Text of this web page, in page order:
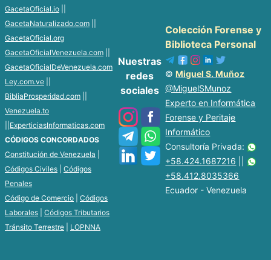
GacetaOficial.io
GacetaNaturalizado.com
GacetaOficial.org
GacetaOficialVenezuela.com
GacetaOficialDeVenezuela.com
Ley.com.ve
BibliaProsperidad.com
Venezuela.to
ExperticiasInformaticas.com
CÓDIGOS CONCORDADOS
Constitución de Venezuela
Códigos Civiles
Códigos
Penales
Código de Comercio
Códigos
Laborales
Códigos Tributarios
Tránsito Terrestre
LOPNNA
Nuestras
redes
sociales
Colección Forense y
Biblioteca Personal
©Miguel S. Muñoz
@MiguelSMunoz
Experto en Informática
Forense y Peritaje
Informático
Consultoría Privada:
+58.424.1687216
+58.412.8035366
Ecuador - Venezuela